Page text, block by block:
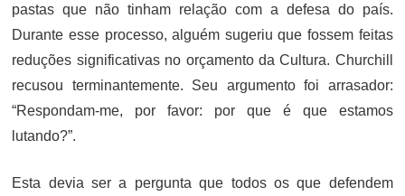
pastas que não tinham relação com a defesa do país.
Durante esse processo, alguém sugeriu que fossem feitas
reduções significativas no orçamento da Cultura. Churchill
recusou terminantemente. Seu argumento foi arrasador:
“Respondam-me, por favor: por que é que estamos
lutando?”.
Esta devia ser a pergunta que todos os que defendem